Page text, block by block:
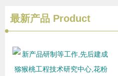
最新产品 Product